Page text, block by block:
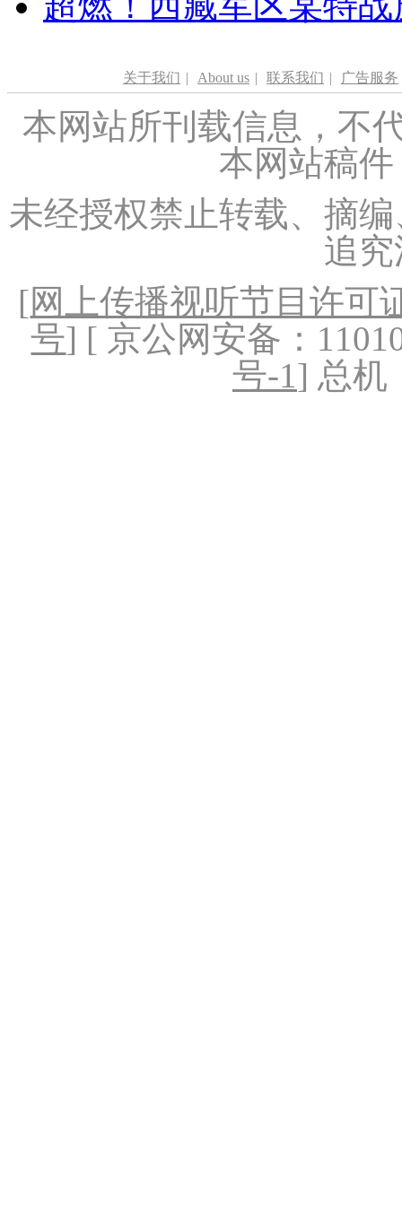
关于我们 | About us | 联系我们 | 广告服务
本网站所刊载信息，不
本网站稿
未经授权禁止转载、摘
追
[网上传播视听节目许可
号] [ 京公网安备：
号-1] 总机